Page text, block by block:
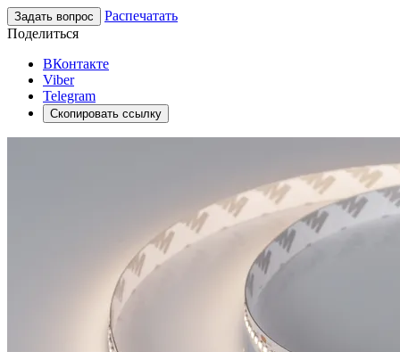
Задать вопрос
Распечатать
Поделиться
ВКонтакте
Viber
Telegram
Скопировать ссылку